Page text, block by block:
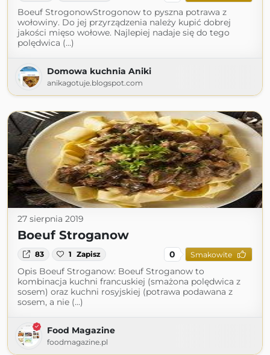
Boeuf StrogonowStrogonow to pyszna potrawa z
wołowiny. Do jej przyrządzenia należy kupić dobrej
jakości mięso wołowe. Najlepiej nadaje się do tego
polędwica (...)
Domowa kuchnia Aniki
anikagotuje.blogspot.com
27 sierpnia 2019
Boeuf Stroganow
83 1 Zapisz 0 Smakowite
Opis Boeuf Stroganow: Boeuf Stroganow to
kombinacja kuchni francuskiej (smażona polędwica z
sosem) oraz kuchni rosyjskiej (potrawa podawana z
sosem, a nie (...)
Food Magazine
foodmagazine.pl